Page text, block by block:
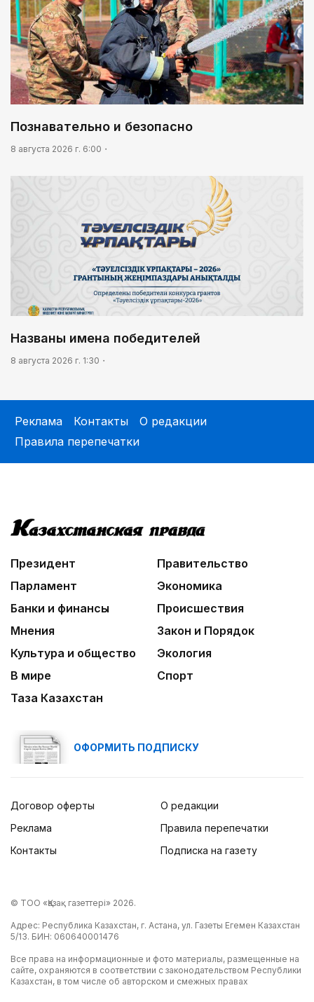
Познавательно и безопасно
8 августа 2026 г. 6:00
Названы имена победителей
8 августа 2026 г. 1:30
Реклама Контакты
О редакции
Правила перепечатки
Президент
Правительство
Парламент
Экономика
Банки и финансы
Происшествия
Мнения
Закон и Порядок
Культура и общество
Экология
В мире
Спорт
Таза Казахстан
ОФОРМИТЬ ПОДПИСКУ
Договор оферты
Реклама
Контакты
О редакции
Правила перепечатки
Подписка на газету
© ТОО «Қазақ газеттері» 2026.
Адрес: Республика Казахстан, г. Астана, ул. Газеты Егемен Казахстан
5/13. БИН: 060640001476
Все права на информационные и фото материалы, размещенные на
сайте, охраняются в соответствии с законодательством Республики
Казахстан, в том числе об авторском и смежных правах